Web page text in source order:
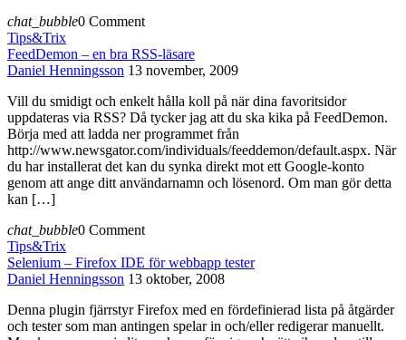
chat_bubble0 Comment
Tips&Trix
FeedDemon – en bra RSS-läsare
Daniel Henningsson 13 november, 2009
Vill du smidigt och enkelt hålla koll på när dina favoritsidor
uppdateras via RSS? Då tycker jag att du ska kika på FeedDemon.
Börja med att ladda ner programmet från
http://www.newsgator.com/individuals/feeddemon/default.aspx. När
du har installerat det kan du synka direkt mot ett Google-konto
genom att ange ditt användarnamn och lösenord. Om man gör detta
kan […]
chat_bubble0 Comment
Tips&Trix
Selenium – Firefox IDE för webbapp tester
Daniel Henningsson 13 oktober, 2008
Denna plugin fjärrstyr Firefox med en fördefinierad lista på åtgärder
och tester som man antingen spelar in och/eller redigerar manuellt.